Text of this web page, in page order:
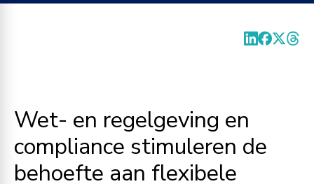
Wet- en regelgeving en
compliance stimuleren de
behoefte aan flexibele